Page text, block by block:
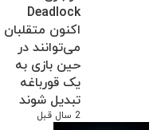
Deadlock
اکنون متقلبان
می‌توانند در
حین بازی به
یک قورباغه
تبدیل شوند
2 سال قبل